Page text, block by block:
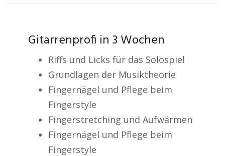
Gitarrenprofi in 3 Wochen
Riffs und Licks für das Solospiel
Grundlagen der Musiktheorie
Fingernägel und Pflege beim
Fingerstyle
Fingerstretching und Aufwärmen
Fingernägel und Pflege beim
Fingerstyle